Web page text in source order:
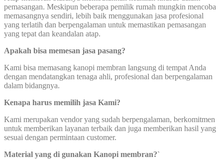
pemasangan. Meskipun beberapa pemilik rumah mungkin mencoba
memasangnya sendiri, lebih baik menggunakan jasa profesional
yang terlatih dan berpengalaman untuk memastikan pemasangan
yang tepat dan keandalan atap.
Apakah bisa memesan jasa pasang?
Kami bisa memasang kanopi membran langsung di tempat Anda
dengan mendatangkan tenaga ahli, profesional dan berpengalaman
dalam bidangnya.
Kenapa harus memilih jasa Kami?
Kami merupakan vendor yang sudah berpengalaman, berkomitmen
untuk memberikan layanan terbaik dan juga memberikan hasil yang
sesuai dengan permintaan customer.
Material yang di gunakan Kanopi membran?`